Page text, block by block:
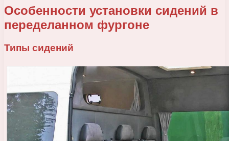
Особенности установки сидений в
переделанном фургоне
Типы сидений